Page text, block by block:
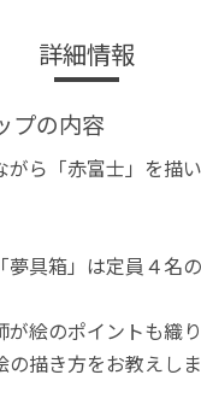
詳細情報
プの内容
ら「赤富士」を描
夢具箱」は定員４名
絵のポイントも織
描き方をお教えしま